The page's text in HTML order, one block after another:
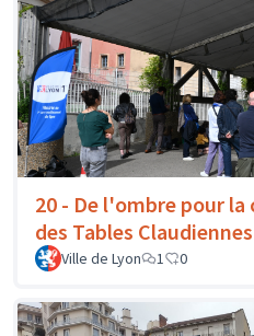
20 - De l'ombre pour la
des Tables Claudiennes
Ville de Lyon 1 0